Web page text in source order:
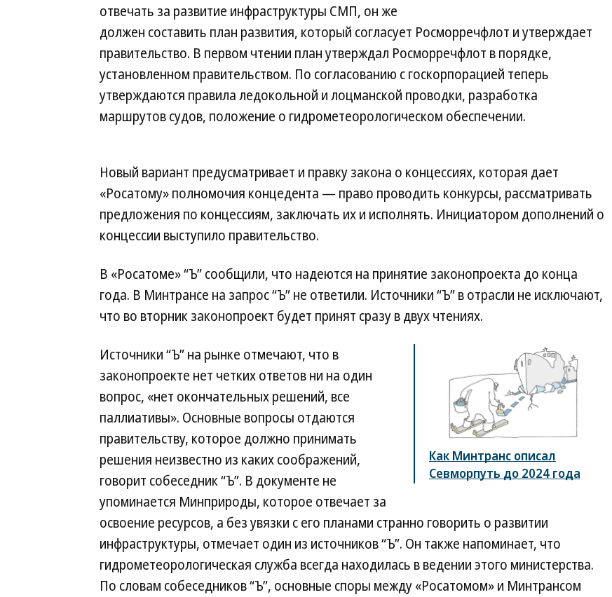
отвечать за развитие инфраструктуры СМП, он же
должен составить план развития, который согласует Росморречфлот и утверждает
правительство. В первом чтении план утверждал Росморречфлот в порядке,
установленном правительством. По согласованию с госкорпорацией теперь
утверждаются правила ледокольной и лоцманской проводки, разработка
маршрутов судов, положение о гидрометеорологическом обеспечении.
Новый вариант предусматривает и правку закона о концессиях, которая дает
«Росатому» полномочия концедента — право проводить конкурсы, рассматривать
предложения по концессиям, заключать их и исполнять. Инициатором дополнений о
концессии выступило правительство.
В «Росатоме» “Ъ” сообщили, что надеются на принятие законопроекта до конца
года. В Минтрансе на запрос “Ъ” не ответили. Источники “Ъ” в отрасли не исключают,
что во вторник законопроект будет принят сразу в двух чтениях.
Как Минтранс описал
Севморпуть до 2024 года
Источники “Ъ” на рынке отмечают, что в
законопроекте нет четких ответов ни на один
вопрос, «нет окончательных решений, все
паллиативы». Основные вопросы отдаются
правительству, которое должно принимать
решения неизвестно из каких соображений,
говорит собеседник “Ъ”. В документе не
упоминается Минприроды, которое отвечает за
освоение ресурсов, а без увязки с его планами странно говорить о развитии
инфраструктуры, отмечает один из источников “Ъ”. Он также напоминает, что
гидрометеорологическая служба всегда находилась в ведении этого министерства.
По словам собеседников “Ъ”, основные споры между «Росатомом» и Минтрансом